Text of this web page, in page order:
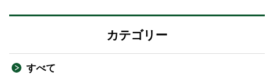
カテゴリー
すべて